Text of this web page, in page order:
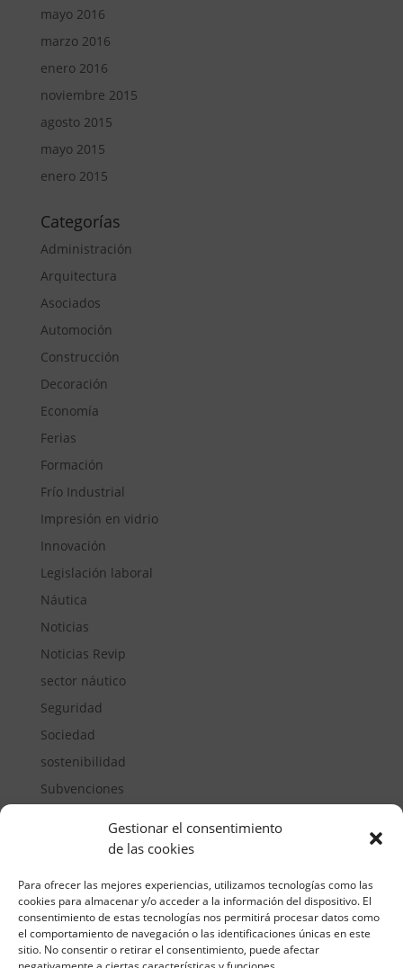
Gestionar el consentimiento
de las cookies
Para ofrecer las mejores experiencias, utilizamos tecnologías como las
cookies para almacenar y/o acceder a la información del dispositivo. El
consentimiento de estas tecnologías nos permitirá procesar datos como
el comportamiento de navegación o las identificaciones únicas en este
sitio. No consentir o retirar el consentimiento, puede afectar
mayo 2016
marzo 2016
enero 2016
noviembre 2015
agosto 2015
mayo 2015
enero 2015
Categorías
Administración
Arquitectura
Asociados
Automoción
Construcción
Decoración
Economía
Ferias
Formación
Frío Industrial
Impresión en vidrio
Innovación
Legislación laboral
Náutica
Noticias
Noticias Revip
sector náutico
Seguridad
Sociedad
sostenibilidad
Subvenciones